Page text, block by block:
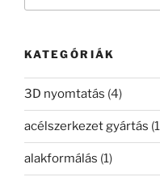
KATEGÓRIÁK
3D nyomtatás (4)
acélszerkezet gyártás
alakformálás (1)